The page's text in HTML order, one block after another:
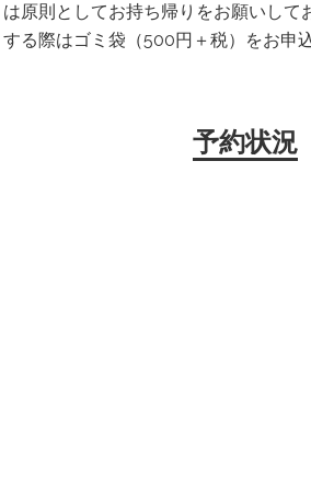
は原則としてお持ち帰りをお願いして
する際はゴミ袋（500円＋税）をお申
予約状況